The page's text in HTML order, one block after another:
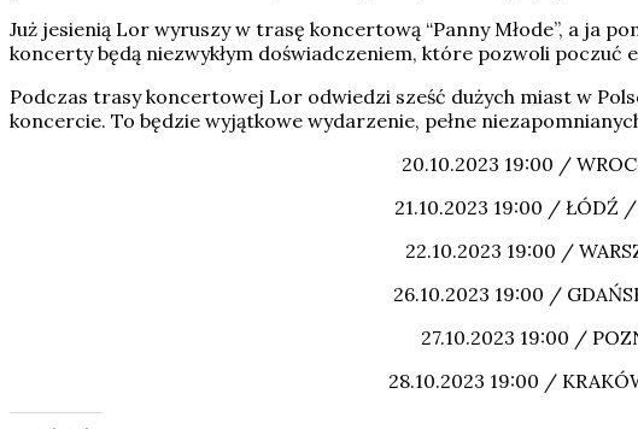
Już jesienią Lor wyruszy w trasę koncertową “Panny Młode”, a ja
koncerty będą niezwykłym doświadczeniem, które pozwoli poczuć
Podczas trasy koncertowej Lor odwiedzi sześć dużych miast w
koncercie. To będzie wyjątkowe wydarzenie, pełne
20.10.2023 19:00 /
21.10.2023 19:00 / ŁÓDŹ
22.10.2023 19:00 /
26.10.2023 19:00 /
27.10.2023 19:00 /
28.10.2023 19:00 /